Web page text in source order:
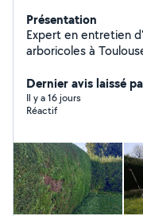
Présentation
Expert en entretien
arboricoles à
intervenons avec
arbres et la sécurité
Dernier avis laissé
Il y a 16 jours
Réactif